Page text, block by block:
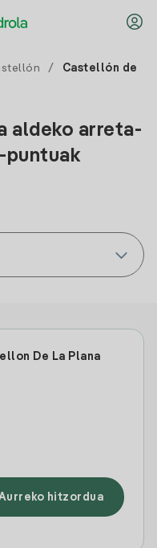
/
Castellón de
aldeko arreta-
puntuak
De La Plana
hitzordua